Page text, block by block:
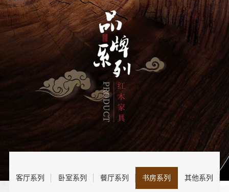
客厅系列 卧室系列 餐厅系列 书房系列 其他系列